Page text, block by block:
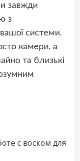
завжди
з
системи.
камери, а
та близькі
с воском для